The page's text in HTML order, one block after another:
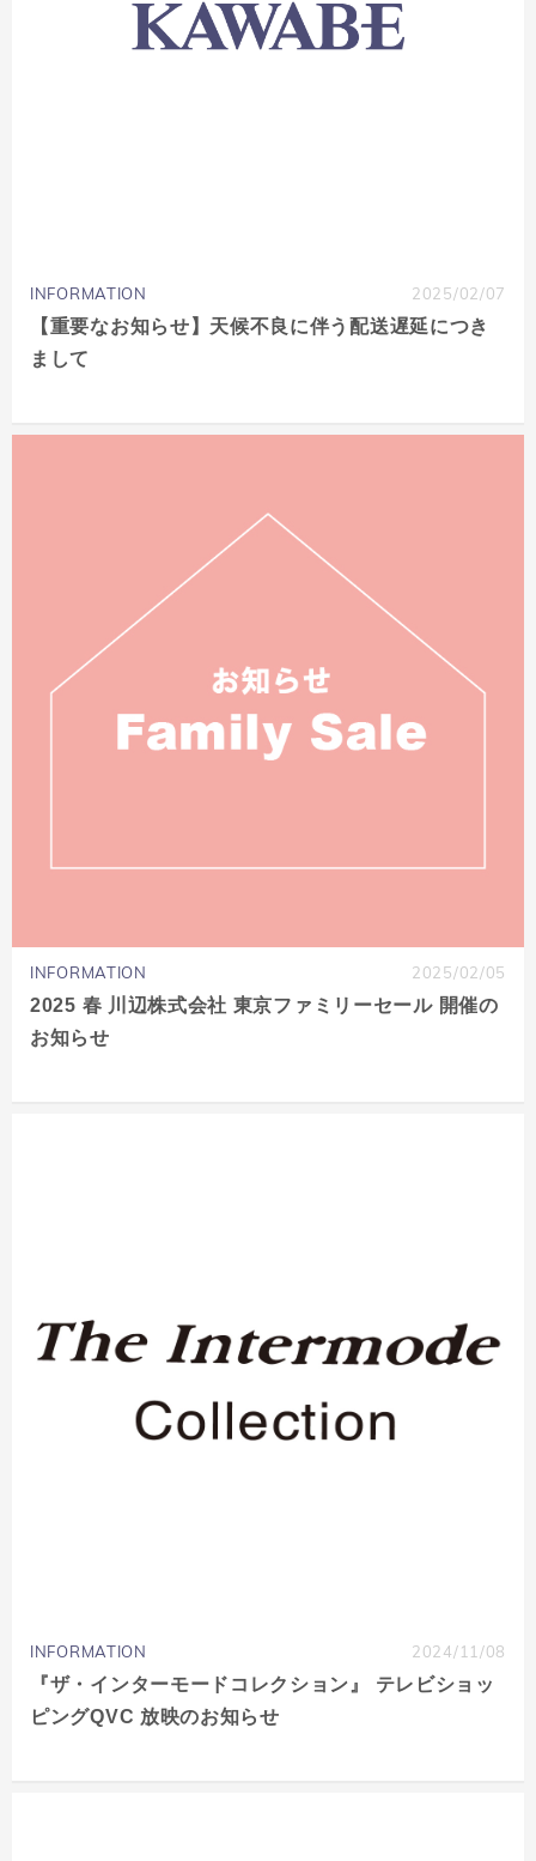
INFORMATION 2025/02/07
【重要なお知らせ】天候不良に伴う配送遅延につき
まして
INFORMATION 2025/02/05
2025 春 川辺株式会社 東京ファミリーセール 開催の
お知らせ
INFORMATION 2024/11/08
『ザ・インターモードコレクション』 テレビショッ
ピングQVC 放映のお知らせ